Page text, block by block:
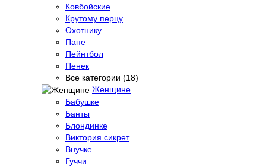
Ковбойские
Крутому перцу
Охотнику
Папе
Пейнтбол
Пенек
Все категории (18)
Женщине
Бабушке
Банты
Блондинке
Виктория сикрет
Внучке
Гуччи